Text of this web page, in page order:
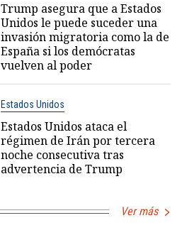
Trump asegura que a Estados
Unidos le puede suceder una
invasión migratoria como la de
España si los demócratas
vuelven al poder
Estados Unidos
Estados Unidos ataca el
régimen de Irán por tercera
noche consecutiva tras
advertencia de Trump
Ver más